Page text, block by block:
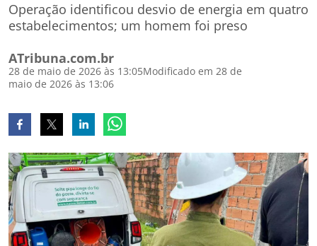
Operação identificou desvio de energia em quatro
estabelecimentos; um homem foi preso
ATribuna.com.br
28 de maio de 2026 às 13:05Modificado em 28 de
maio de 2026 às 13:06